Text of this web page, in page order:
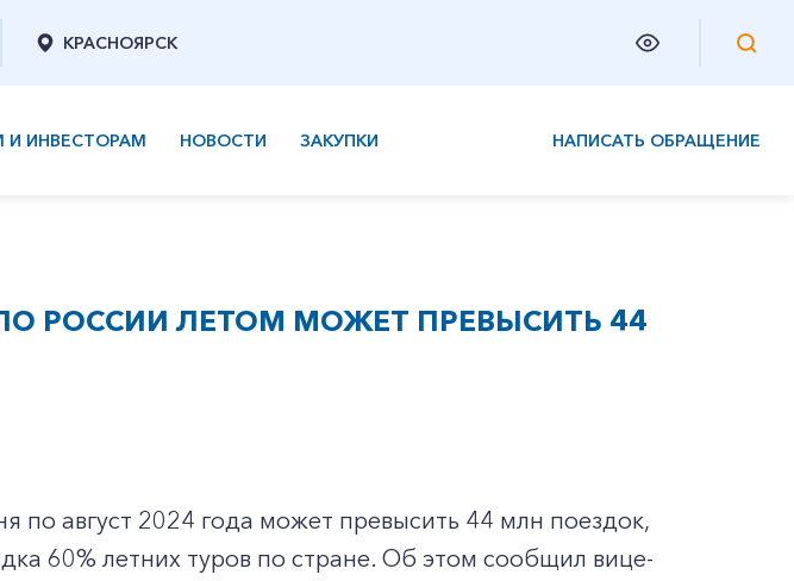
КРАСНОЯРСК
И ИНВЕСТОРАМ НОВОСТИ ЗАКУПКИ НАПИСАТЬ ОБРАЩЕНИЕ
РОССИИ ЛЕТОМ МОЖЕТ ПРЕВЫСИТЬ 44
по август 2024 года может превысить 44 млн поездок,
60% летних туров по стране. Об этом сообщил вице-